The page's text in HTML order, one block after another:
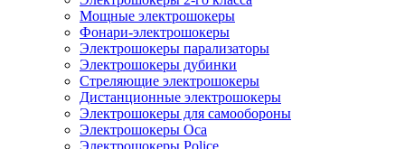
Мощные электрошокеры
Фонари-электрошокеры
Электрошокеры парализаторы
Электрошокеры дубинки
Стреляющие электрошокеры
Дистанционные электрошокеры
Электрошокеры для самообороны
Электрошокеры Оса
Электрошокеры Police